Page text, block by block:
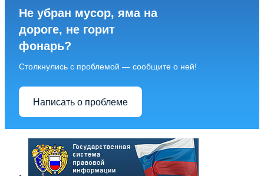
Не убран мусор, яма на
дороге, не горит
фонарь?
Столкнулись с проблемой — сообщите о ней!
Написать о проблеме